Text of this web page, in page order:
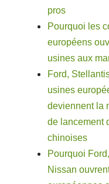
pros
Pourquoi les
européens
usines aux
Ford,
usines
deviennent la
de lancement
chinoises
Pourquoi
Nissan